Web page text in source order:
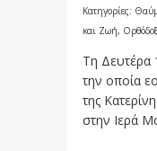
Κατηγορίες:
και Ζωή,
Τη Δευτέρα
την οποία
της
στην Ιερά